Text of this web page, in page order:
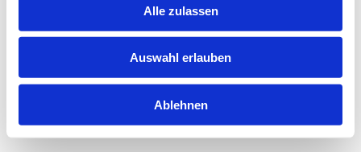
Alle zulassen
Auswahl erlauben
Ablehnen